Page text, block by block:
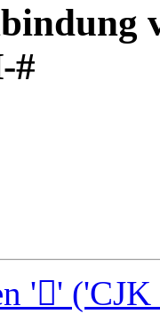
#
'𩥃'